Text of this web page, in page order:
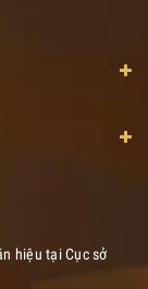
hiệu tại Cục sở